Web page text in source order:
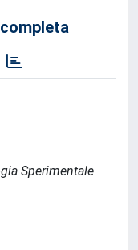
Sperimentale